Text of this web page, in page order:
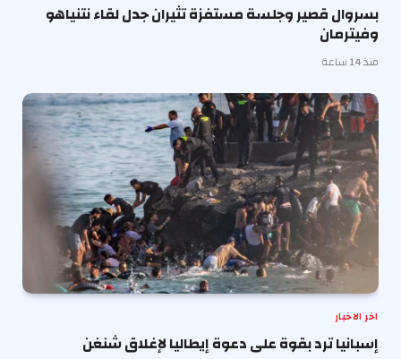
بسروال قصير وجلسة مستفزة تثيران جدل لقاء نتنياهو
وفيترمان
منذ 14 ساعة
اخر الاخبار
إسبانيا ترد بقوة على دعوة إيطاليا لإغلاق شنغن